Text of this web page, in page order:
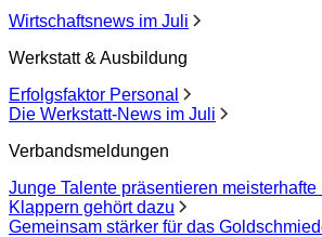
Wirtschaftsnews im Juli
Werkstatt & Ausbildung
Erfolgsfaktor Personal
Die Werkstatt-News im Juli
Verbandsmeldungen
Junge Talente präsentieren
Klappern gehört dazu
Gemeinsam stärker für das